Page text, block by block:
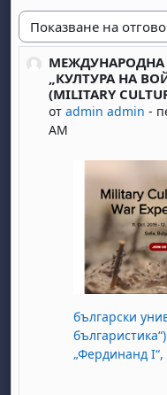
Начин на показване
МЕЖДУНАРОДНА
„КУЛТУРА НА
(MILITARY
отadmin admin -
AM
Number of replies:
български
„Фердинанд